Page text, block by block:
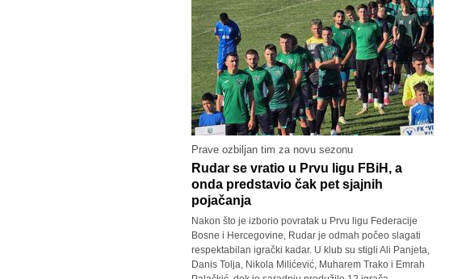
Prave ozbiljan tim za novu sezonu
Rudar se vratio u Prvu ligu FBiH, a
onda predstavio čak pet sjajnih
pojačanja
Nakon što je izborio povratak u Prvu ligu Federacije
Bosne i Hercegovine, Rudar je odmah počeo slagati
respektabilan igrački kadar. U klub su stigli Ali Panjeta,
Danis Tolja, Nikola Milićević, Muharem Trako i Emrah